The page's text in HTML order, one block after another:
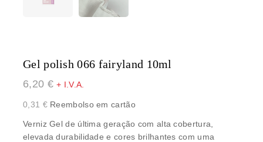
Gel polish 066 fairyland 10ml
6,20 € + I.V.A.
0,31 €Reembolso em cartão
Verniz Gel de última geração com alta cobertura,
elevada durabilidade e cores brilhantes com uma